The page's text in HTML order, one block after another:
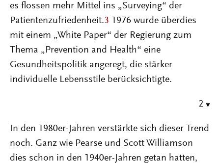
es flossen mehr Mittel ins „Surveying“ der
Patientenzufriedenheit.3 1976 wurde überdies
mit einem „White Paper“ der Regierung zum
Thema „Prevention and Health“ eine
Gesundheitspolitik angeregt, die stärker
individuelle Lebensstile berücksichtigte.
2
In den 1980er-Jahren verstärkte sich dieser Trend
noch. Ganz wie Pearse und Scott Williamson
dies schon in den 1940er-Jahren getan hatten,